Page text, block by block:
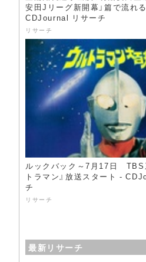
安田Jリーグ新開幕」篇で流れ
CDJournal リサーチ
リサーチ
ルックバック～7月17日 TBS
トラマン』放送スタート -
チ
リサーチ
最新リサーチ